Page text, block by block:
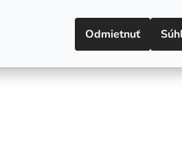
Odmietnuť